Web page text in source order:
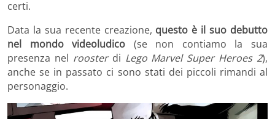
certi.
Data la sua recente creazione, questo è il suo debutto
nel mondo videoludico (se non contiamo la sua
presenza nel roosterdi Lego Marvel Super Heroes 2),
anche se in passato ci sono stati dei piccoli rimandi al
personaggio.